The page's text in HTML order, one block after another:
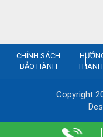
CHÍNH SÁCH
BẢO HÀNH
Copyright